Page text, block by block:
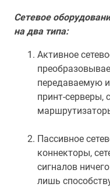
Сетевое
на два типа:
Активное
передаваемую
принт-серверы,
Пассивное
коннекторы,
сигналов
лишь